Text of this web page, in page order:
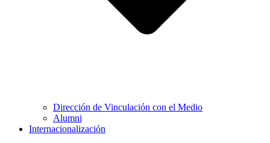
Dirección de Vinculación con el Medio
Alumni
Internacionalización